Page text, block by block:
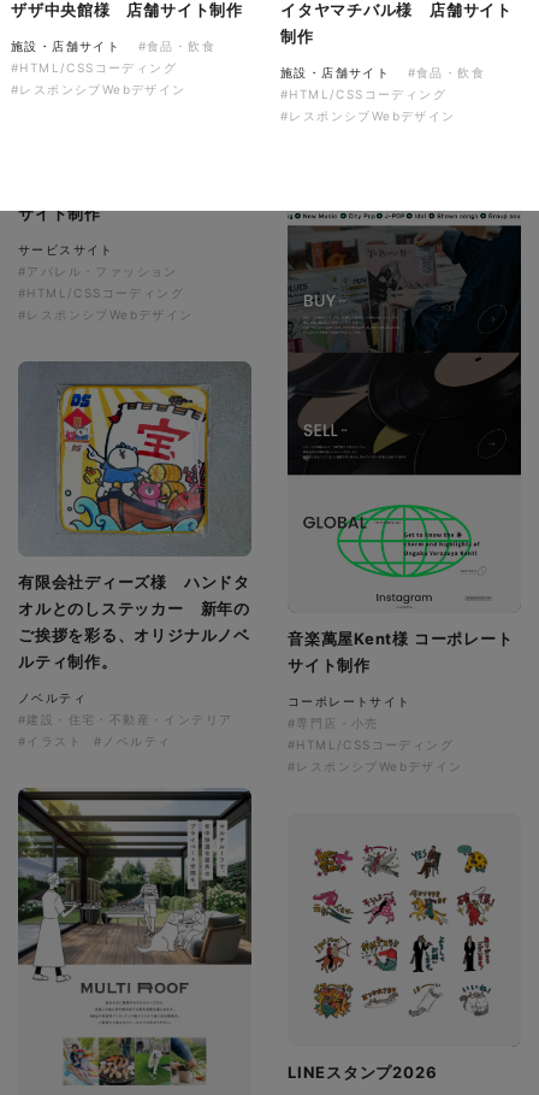
サイト制作
サービスサイト
#アパレル・ファッション
#HTML/CSSコーディング
#レスポンシブWebデザイン
音楽萬屋Kent様 コーポレート
サイト制作
コーポレートサイト
#専門店・小売
#HTML/CSSコーディング
#レスポンシブWebデザイン
有限会社ディーズ様 ハンドタ
オルとのしステッカー 新年の
ご挨拶を彩る、オリジナルノベ
ルティ制作。
ノベルティ
#建設・住宅・不動産・インテリア
#イラスト
#ノベルティ
LINEスタンプ2026
ザザ中央館様 店舗サイト制作
施設・店舗サイト
#食品・飲食
#HTML/CSSコーディング
#レスポンシブWebデザイン
イタヤマチバル様 店舗サイト
制作
施設・店舗サイト
#食品・飲食
#HTML/CSSコーディング
#レスポンシブWebデザイン